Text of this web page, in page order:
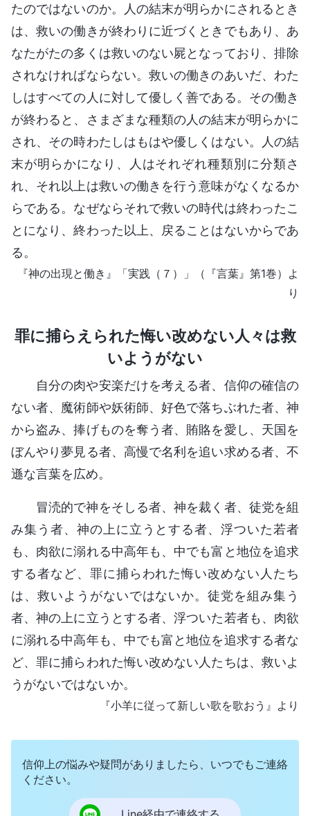
たのではないのか。人の結末が明らかにされるとき
は、救いの働きが終わりに近づくときでもあり、あ
なたがたの多くは救いのない屍となっており、排除
されなければならない。救いの働きのあいだ、わた
しはすべての人に対して優しく善である。その働き
が終わると、さまざまな種類の人の結末が明らかに
され、その時わたしはもはや優しくはない。人の結
末が明らかになり、人はそれぞれ種類別に分類さ
れ、それ以上は救いの働きを行う意味がなくなるか
らである。なぜならそれで救いの時代は終わったこ
とになり、終わった以上、戻ることはないからであ
る。
『神の出現と働き』「実践（７）」（『言葉』第1巻）よ
り
罪に捕らえられた悔い改めない人々は救
いようがない
自分の肉や安楽だけを考える者、信仰の確信の
ない者、魔術師や妖術師、好色で落ちぶれた者、神
から盗み、捧げものを奪う者、賄賂を愛し、天国を
ぼんやり夢見る者、高慢で名利を追い求める者、不
遜な言葉を広め。
冒涜的で神をそしる者、神を裁く者、徒党を組
み集う者、神の上に立うとする者、浮ついた若者
も、肉欲に溺れる中高年も、中でも富と地位を追求
する者など、罪に捕らわれた悔い改めない人たち
は、救いようがないではないか。徒党を組み集う
者、神の上に立うとする者、浮ついた若者も、肉欲
に溺れる中高年も、中でも富と地位を追求する者な
ど、罪に捕らわれた悔い改めない人たちは、救いよ
うがないではないか。
『小羊に従って新しい歌を歌おう』より
信仰上の悩みや疑問がありましたら、いつでもご連絡
ください。